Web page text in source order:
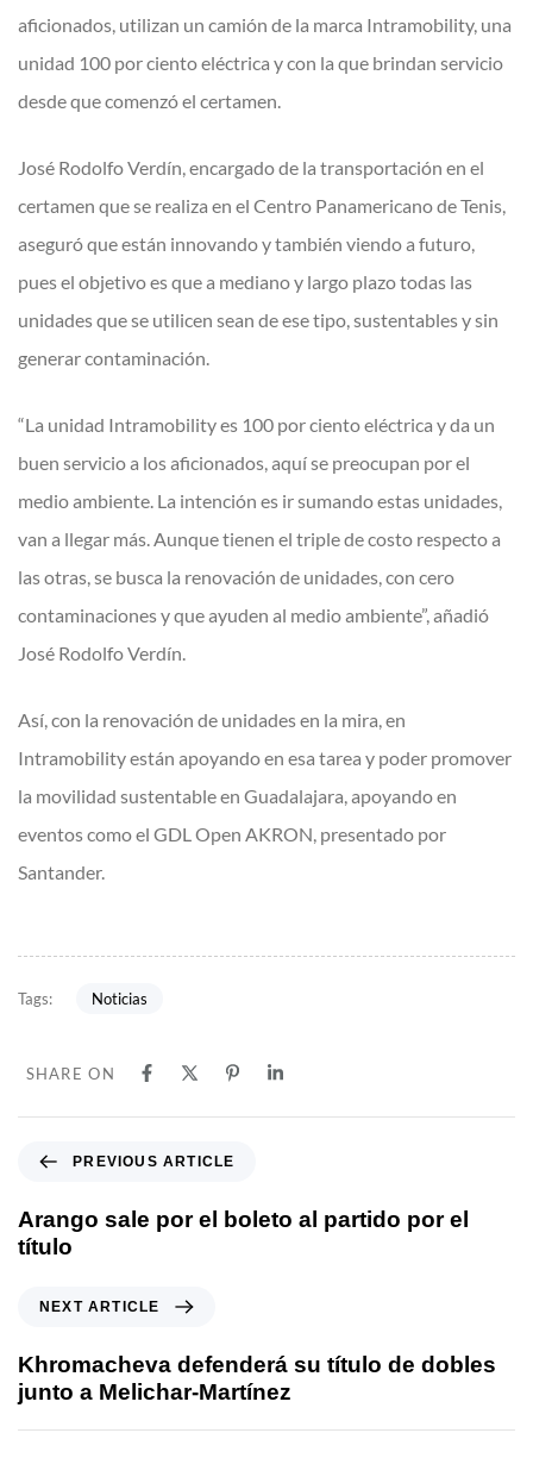
aficionados, utilizan un camión de la marca Intramobility, una
unidad 100 por ciento eléctrica y con la que brindan servicio
desde que comenzó el certamen.
José Rodolfo Verdín, encargado de la transportación en el
certamen que se realiza en el Centro Panamericano de Tenis,
aseguró que están innovando y también viendo a futuro,
pues el objetivo es que a mediano y largo plazo todas las
unidades que se utilicen sean de ese tipo, sustentables y sin
generar contaminación.
“La unidad Intramobility es 100 por ciento eléctrica y da un
buen servicio a los aficionados, aquí se preocupan por el
medio ambiente. La intención es ir sumando estas unidades,
van a llegar más. Aunque tienen el triple de costo respecto a
las otras, se busca la renovación de unidades, con cero
contaminaciones y que ayuden al medio ambiente”, añadió
José Rodolfo Verdín.
Así, con la renovación de unidades en la mira, en
Intramobility están apoyando en esa tarea y poder promover
la movilidad sustentable en Guadalajara, apoyando en
eventos como el GDL Open AKRON, presentado por
Santander.
Tags: Noticias
SHARE ON
PREVIOUS ARTICLE
Arango sale por el boleto al partido por el
título
NEXT ARTICLE
Khromacheva defenderá su título de dobles
junto a Melichar-Martínez